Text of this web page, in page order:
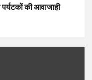
की आवाजाही